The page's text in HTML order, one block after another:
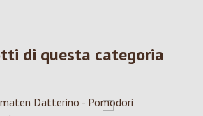
di questa categoria